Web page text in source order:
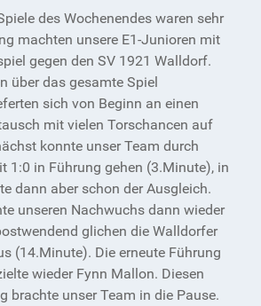
des Wochenendes waren sehr
machten unsere E1-Junioren mit
gegen den SV 1921 Walldorf.
über das gesamte Spiel
sich von Beginn an einen
mit vielen Torschancen auf
konnte unser Team durch
1:0 in Führung gehen (3.Minute), in
dann aber schon der Ausgleich.
unseren Nachwuchs dann wieder
glichen die Walldorfer
(14.Minute). Die erneute Führung
wieder Fynn Mallon. Diesen
brachte unser Team in die Pause.